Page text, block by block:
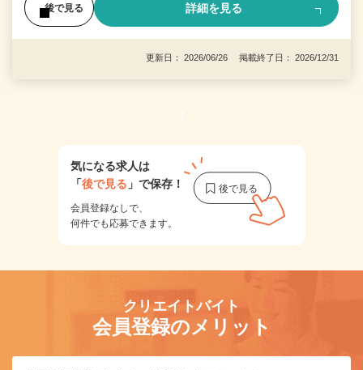
後で見る 詳細を見る
更新日： 2026/06/26 掲載終了日： 2026/12/31
1
気になる求人は
「後で見る 」で保存！
会員登録なしで、
何件でも応募できます。
クリエイトバイト
会員登録のメリット